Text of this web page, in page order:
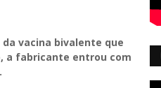
vacina bivalente que
a fabricante entrou com